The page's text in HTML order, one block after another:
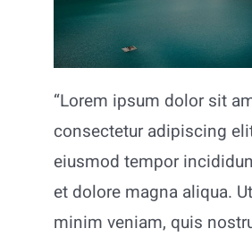
“Lorem ipsum dolor sit
consectetur adipiscing
eiusmod tempor
et dolore magna aliqua.
minim veniam, quis